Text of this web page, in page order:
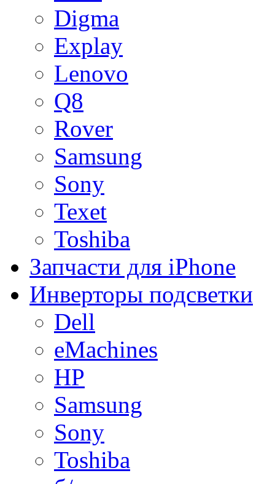
Digma
Explay
Lenovo
Q8
Rover
Samsung
Sony
Texet
Toshiba
Запчасти для iPhone
Инверторы подсветки
Dell
eMachines
HP
Samsung
Sony
Toshiba